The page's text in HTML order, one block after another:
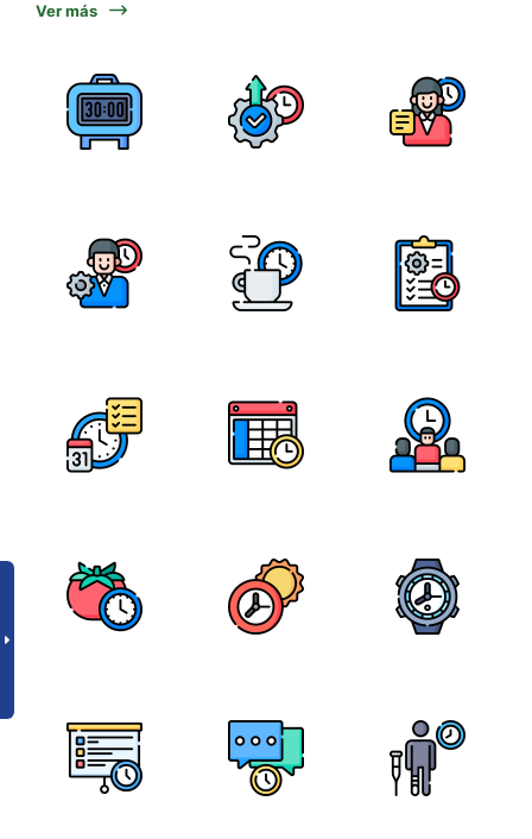
Ver más